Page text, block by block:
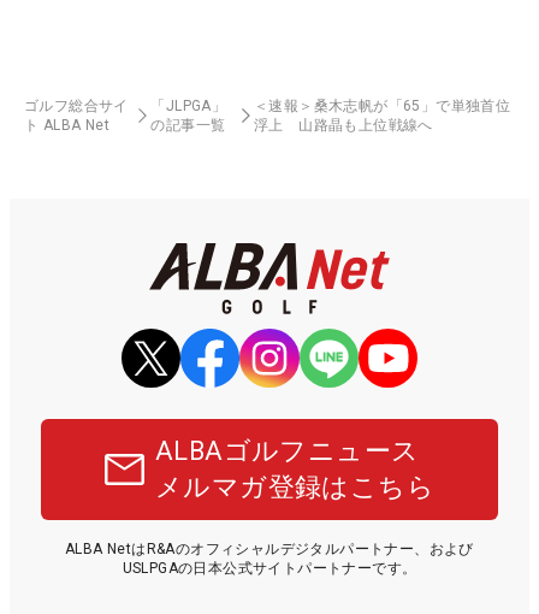
ゴルフ総合サイ
ト ALBA Net
「JLPGA」
の記事一覧
＜速報＞桑木志帆が「65」で単独首位
浮上 山路晶も上位戦線へ
ALBAゴルフニュース
メルマガ登録はこちら
ALBA NetはR&Aのオフィシャルデジタルパートナー、および
USLPGAの日本公式サイトパートナーです。